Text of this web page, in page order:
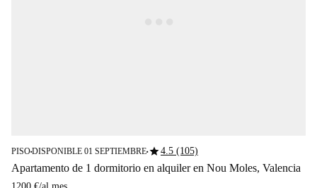
PISO■DISPONIBLE 01 SEPTIEMBRE■star4.5 (105)
Apartamento de 1 dormitorio en alquiler en Nou Moles, Valencia